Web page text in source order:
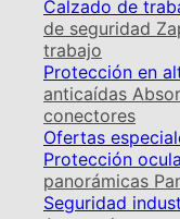
Calzado de
de seguridad
trabajo
Protección en
anticaídas
conectores
Ofertas
Protección
panorámicas
Seguridad